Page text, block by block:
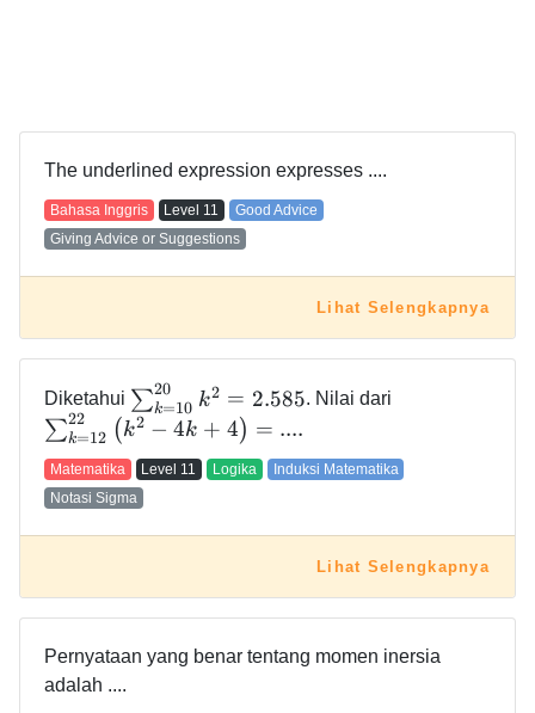
The underlined expression expresses ....
Bahasa Inggris Level 11
Good Advice
Giving Advice or Suggestions
Lihat Selengkapnya
Diketahui ∑k=10
20 k2 = 2.585. Nilai dari
∑k=12
22 ( k2 − 4k + 4) = ....
Matematika Level 11 Logika
Induksi Matematika
Notasi Sigma
Lihat Selengkapnya
Pernyataan yang benar tentang momen inersia
adalah ....